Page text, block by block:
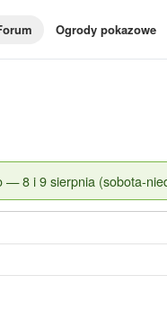
Ogrody pokazowe
— 8 i 9 sierpnia (sobota-